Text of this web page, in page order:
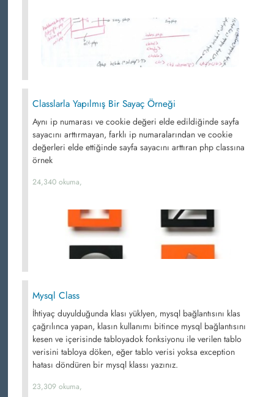
Classlarla Yapılmış Bir Sayaç Örneği
Aynı ip numarası ve cookie değeri elde edildiğinde sayfa
sayacını arttırmayan, farklı ip numaralarından ve cookie
değerleri elde ettiğinde sayfa sayacını arttıran php classına
örnek
24,340 okuma,
Mysql Class
İhtiyaç duyulduğunda klası yüklyen, mysql bağlantısını klas
çağrılınca yapan, klasın kullanımı bitince mysql bağlantısını
kesen ve içerisinde tabloyadok fonksiyonu ile verilen tablo
verisini tabloya döken, eğer tablo verisi yoksa exception
hatası döndüren bir mysql klassı yazınız.
23,309 okuma,